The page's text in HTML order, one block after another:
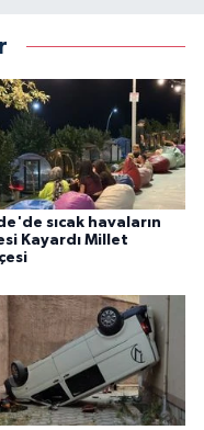
sıcak havaların
Kayardı Millet